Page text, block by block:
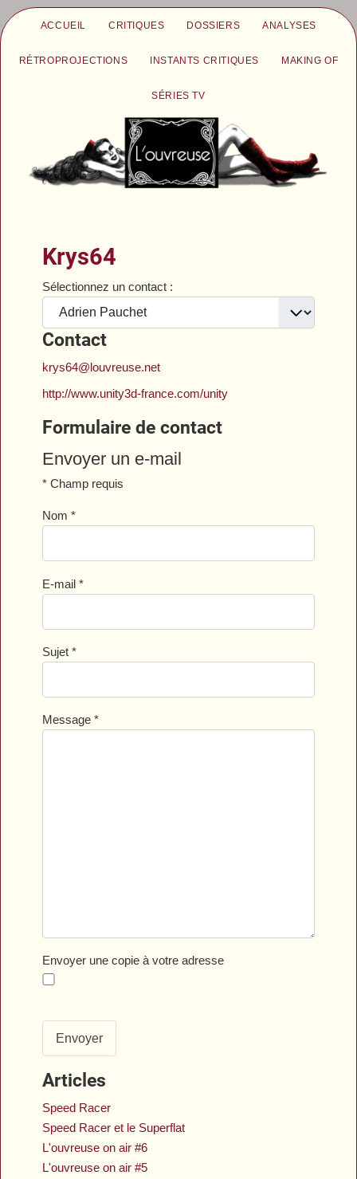
ACCUEIL CRITIQUES DOSSIERS ANALYSES
RÉTROPROJECTIONS INSTANTS CRITIQUES MAKING OF
SÉRIES TV
Krys64
Sélectionnez un contact :
Contact
krys64@louvreuse.net
http://www.unity3d-france.com/unity
Formulaire de contact
Envoyer un e-mail
* Champ requis
Nom *
E-mail *
Sujet *
Message *
Envoyer une copie à votre adresse
Envoyer
Articles
Speed Racer
Speed Racer et le Superflat
L'ouvreuse on air #6
L'ouvreuse on air #5